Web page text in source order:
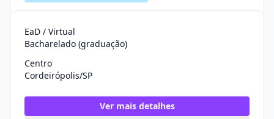
EaD / Virtual
Bacharelado (graduação)
Centro
Cordeirópolis/SP
Ver mais detalhes